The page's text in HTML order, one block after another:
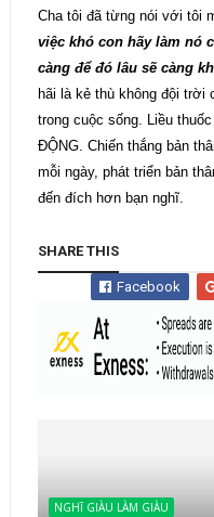
Cha tôi đã từng nói với tôi
việc khó con hãy làm nó
càng để đó lâu sẽ càng
hãi là kẻ thù không đội trời
trong cuộc sống. Liều
ĐỘNG. Chiến thắng bản
mỗi ngày, phát triển bản
đến đích hơn bạn nghĩ.
SHARE THIS
Facebook
NGHĨ GIÀU LÀM GIÀU